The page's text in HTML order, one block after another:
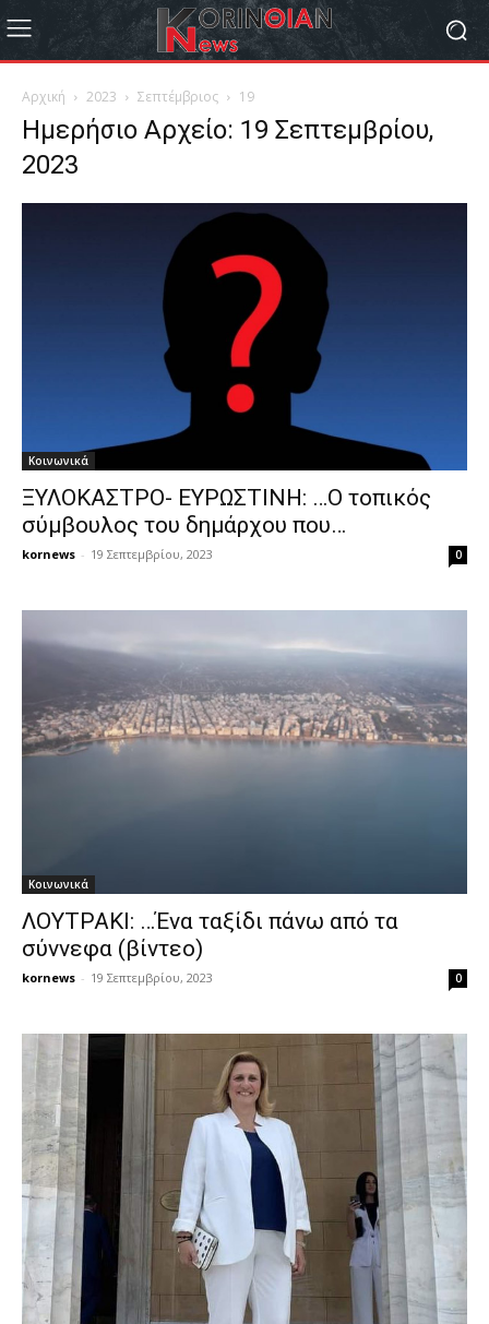
Αρχική 2023 Σεπτέμβριος 19
Ημερήσιο Αρχείο: 19 Σεπτεμβρίου,
2023
Κοινωνικά
ΞΥΛΟΚΑΣΤΡΟ- ΕΥΡΩΣΤΙΝΗ: …Ο τοπικός
σύμβουλος του δημάρχου που…
kornews - 19 Σεπτεμβρίου, 2023 0
Κοινωνικά
ΛΟΥΤΡΑΚΙ: …Ένα ταξίδι πάνω από τα
σύννεφα (βίντεο)
kornews - 19 Σεπτεμβρίου, 2023 0